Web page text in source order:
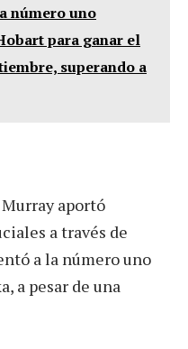
número uno
para ganar el
superando a
aportó
a través de
a la número uno
a pesar de una